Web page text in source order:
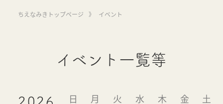
ちえなみきトップページ 》 イベント
イベント一覧等
2026 日 月 火 水 木 金 土